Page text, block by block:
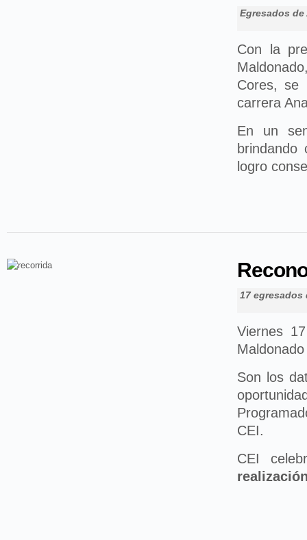
Egresados
Con la
Cores, se
carrera
En un
logro
17 egresados
Viernes
Maldonado
Son los
CEI.
CEI